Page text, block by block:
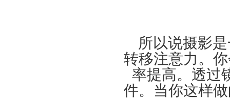
所以说摄影是
转移注意力。
率提高。透过
件。当你这样